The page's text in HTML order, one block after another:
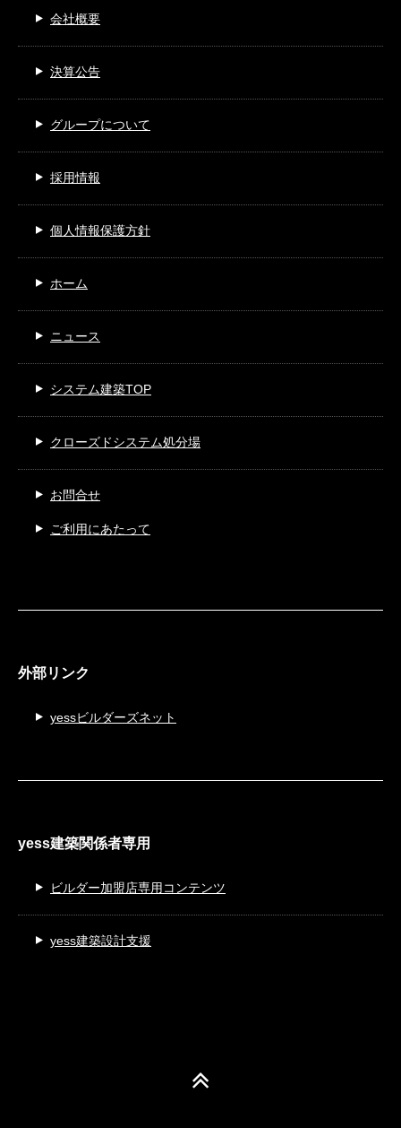
会社概要
決算公告
グループについて
採用情報
個人情報保護方針
ホーム
ニュース
システム建築TOP
クローズドシステム処分場
お問合せ
ご利用にあたって
外部リンク
yessビルダーズネット
yess建築関係者専用
ビルダー加盟店専用コンテンツ
yess建築設計支援